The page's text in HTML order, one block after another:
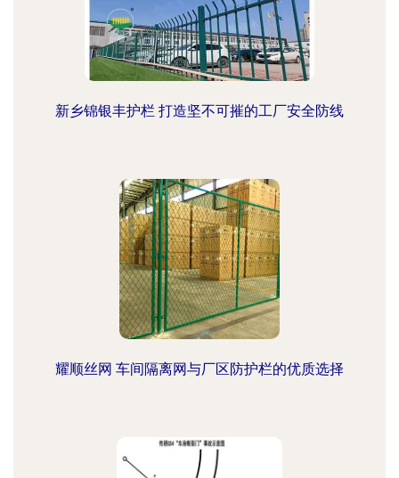
新乡锦银丰护栏 打造坚不可摧的工厂安全防线
耀顺丝网 车间隔离网与厂区防护栏的优质选择